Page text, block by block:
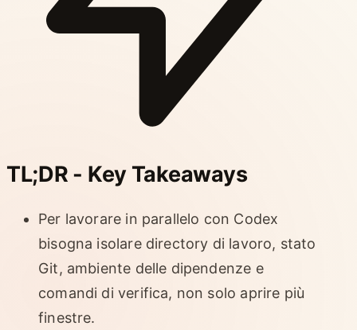
TL;DR - Key Takeaways
Per lavorare in parallelo con Codex
bisogna isolare directory di lavoro, stato
Git, ambiente delle dipendenze e
comandi di verifica, non solo aprire più
finestre.